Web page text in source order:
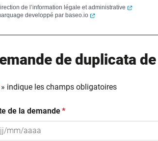
de l’information légale et administrative
developpé par baseo.io (ouverture dans un
de duplicata
» indique les champs obligatoires
de la demande(obligatoire)
*